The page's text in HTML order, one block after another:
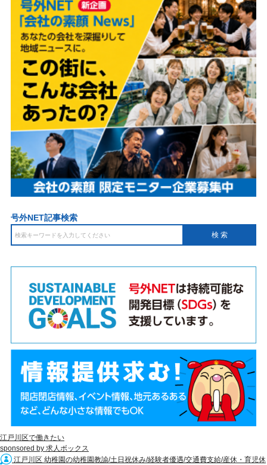
号外NET記事検索
江戸川区で働きたい
sponsored by 求人ボックス
江戸川区 幼稚園の幼稚園教諭/土日祝休み/経験者優遇/交通費支給/産休・育児休